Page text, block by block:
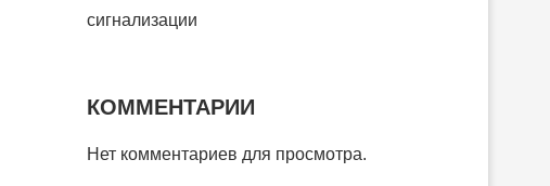
сигнализации
КОММЕНТАРИИ
Нет комментариев для просмотра.